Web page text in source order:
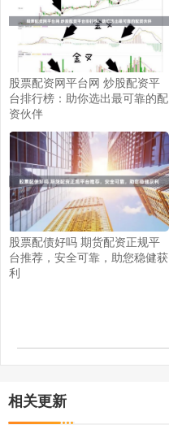
股票配资网平台网 炒股配资平
台排行榜：助你选出最可靠的配
资伙伴
股票配债好吗 期货配资正规平
台推荐，安全可靠，助您稳健获
利
相关更新